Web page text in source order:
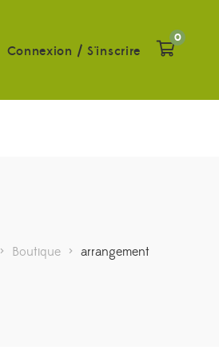
Connexion / S'inscrire
0
> Boutique > arrangement